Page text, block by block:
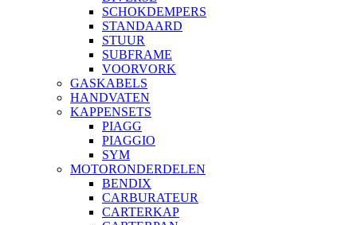
SCHOKDEMPERS
STANDAARD
STUUR
SUBFRAME
VOORVORK
GASKABELS
HANDVATEN
KAPPENSETS
PIAGG
PIAGGIO
SYM
MOTORONDERDELEN
BENDIX
CARBURATEUR
CARTERKAP